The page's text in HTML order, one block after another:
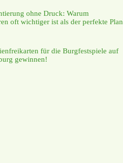
ohne Druck: Warum
oft wichtiger ist als der perfekte Plan
für die Burgfestspiele auf
gewinnen!